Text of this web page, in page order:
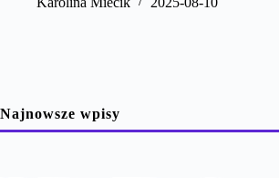
Najnowsze wpisy